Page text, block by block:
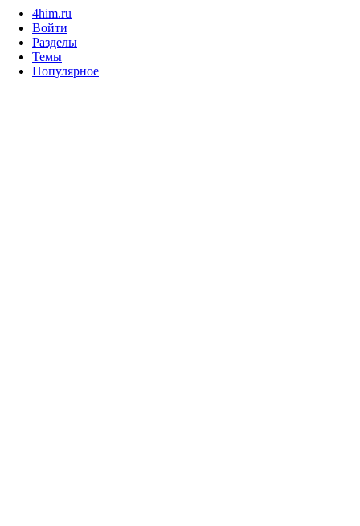
4him.ru
Войти
Разделы
Темы
Популярное